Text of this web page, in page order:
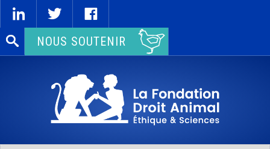
Rechercher :NOUS SOUTENIR